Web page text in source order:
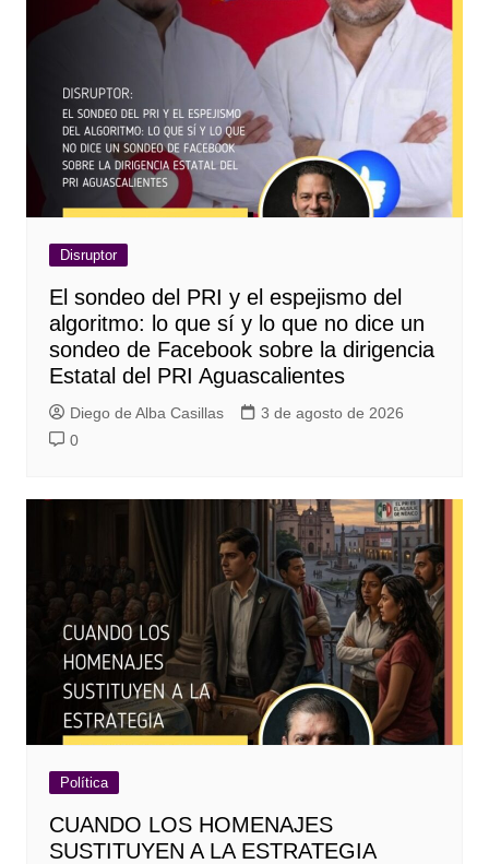
Disruptor
El sondeo del PRI y el espejismo del
algoritmo: lo que sí y lo que no dice un
sondeo de Facebook sobre la dirigencia
Estatal del PRI Aguascalientes
Diego de Alba Casillas
3 de agosto de 2026
0
Política
CUANDO LOS HOMENAJES
SUSTITUYEN A LA ESTRATEGIA